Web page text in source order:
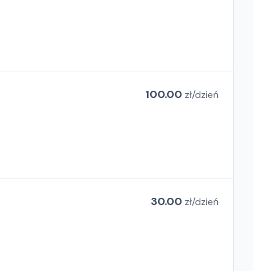
100.00 zł/dzień
30.00 zł/dzień